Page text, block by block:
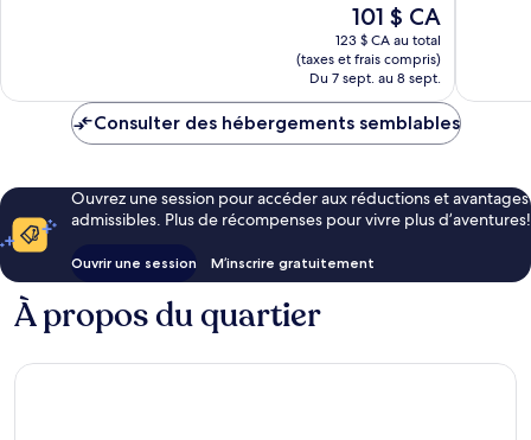
Le
prix
est
de
101 $ CA
101 $ CA
123 $ CA au total
(taxes et frais compris)
Du 7 sept. au 8 sept.
Consulter des hébergements semblables
Ouvrez une session pour accéder aux réductions et avantages
admissibles. Plus de récompenses pour vivre plus d’aventures!
Ouvrir une session M’inscrire gratuitement
À propos du quartier